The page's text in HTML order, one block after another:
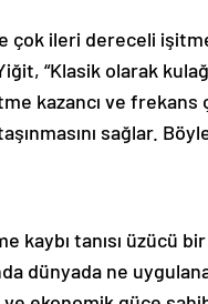
ileri dereceli işitme
“Klasik olarak
kazancı ve frekans
sağlar.
kaybı tanısı üzücü
dünyada ne